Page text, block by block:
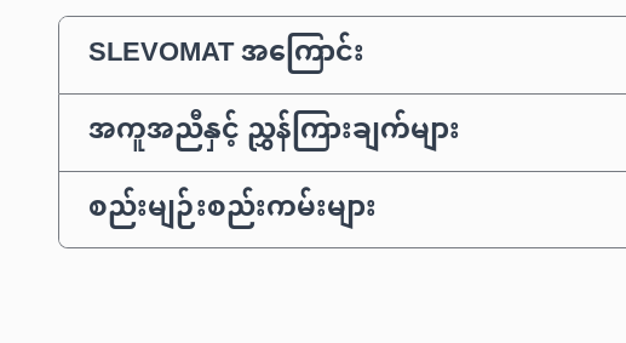
SLEVOMAT အကြောင်း
အကူအညီနှင့် ညွှန်ကြားချက်များ
စည်းမျဉ်းစည်းကမ်းများ